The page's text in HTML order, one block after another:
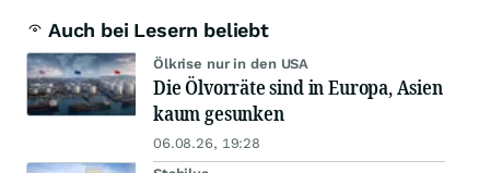
Auch bei Lesern beliebt
Ölkrise nur in den USA
Die Ölvorräte sind in Europa, Asien
kaum gesunken
06.08.26, 19:28